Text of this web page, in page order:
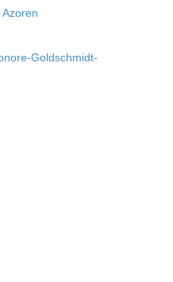
Goldschmidt-